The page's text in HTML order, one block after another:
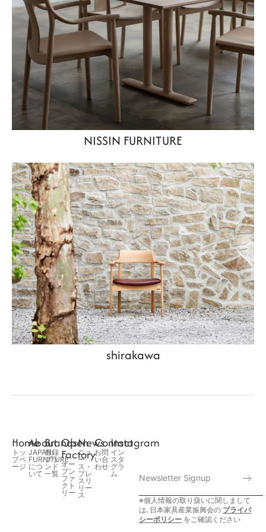
NISSIN FURNITURE
shirakawa
Home
トッ
プペ
ージ
About
JAPAN
FURNITURE
につ
いて
Brands
登録
ブラ
ンド
一覧
Open
Factory
オー
プン
ファ
クト
リー
News
ニュ
ー
ス・
プレ
スリ
リー
ス
Contact
お問
い合
わせ
Instagram
イン
スタ
グラ
ム
※個人情報の取り扱いに関しまして
は､日本家具産業振興会の プライバ
シーポリシー をご確認ください